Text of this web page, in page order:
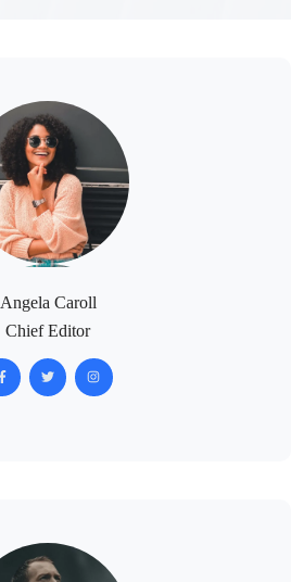
Angela Caroll
Chief Editor